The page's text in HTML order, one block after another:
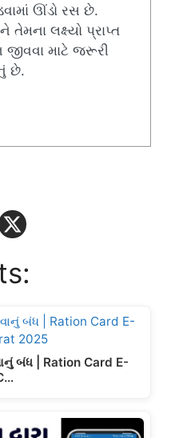
ઊંડો રસ છે.
લક્ષ્યો પ્રાપ્ત
જીવવા માટે જરૂરી
છે.
બંધ | Ration Card E-